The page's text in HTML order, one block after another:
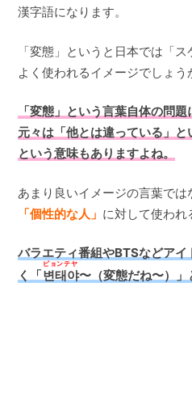
漢字語になります。
「変態」というと日本では「
よく使われるイメージでしょう
「変態」という言葉自体の問題
元々は「他とは違っている」と
という意味もありますよね。
あまり良いイメージの言葉では
「個性的な人」 に対して使われ
バラエティ番組やBTSなどア
く「변태야
ピョンテヤ
〜（変態だね〜）」